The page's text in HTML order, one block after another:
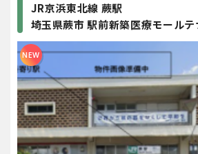
JR京浜東北線 蕨駅
埼玉県蕨市 駅前新築医療モールテ
NEW